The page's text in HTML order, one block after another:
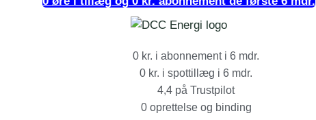
0 kr. i abonnement i 6 mdr.
0 kr. i spottillæg i 6 mdr.
4,4 på Trustpilot
0 oprettelse og binding